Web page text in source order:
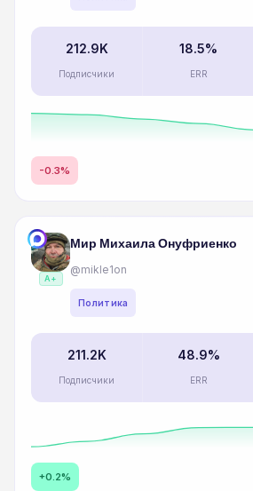
212.9K
Подписчики
18.5%
ERR
-0.3%
A+
Мир Михаила Онуфриенко
@mikle1on
Политика
211.2K
Подписчики
48.9%
ERR
+0.2%